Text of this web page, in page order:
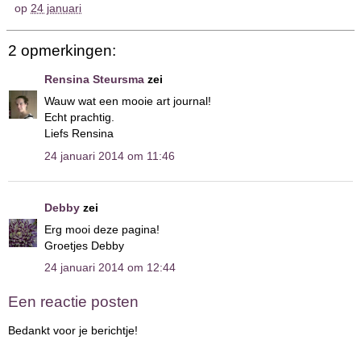
op 24 januari
2 opmerkingen:
Rensina Steursma zei
Wauw wat een mooie art journal!
Echt prachtig.
Liefs Rensina
24 januari 2014 om 11:46
Debby zei
Erg mooi deze pagina!
Groetjes Debby
24 januari 2014 om 12:44
Een reactie posten
Bedankt voor je berichtje!